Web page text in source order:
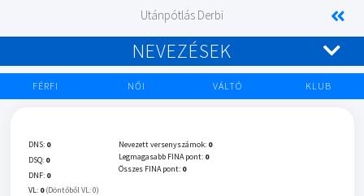
Utánpótlás Derbi
NEVEZÉSEK
FÉRFI NŐI VÁLTÓ KLUB
DNS: 0
DSQ: 0
DNF: 0
VL: 0 (Döntőből VL: 0)
Nevezett versenyszámok: 0
Legmagasabb FINA pont: 0
Összes FINA pont: 0